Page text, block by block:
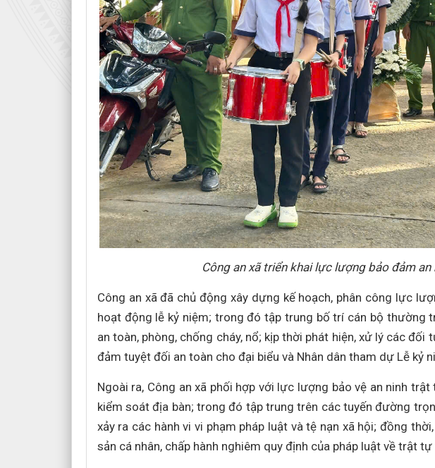
Công an xã triển khai lực lượng bảo đảm
Công an xã đã chủ động xây dựng kế hoạch, phân công lực
hoạt động lễ kỷ niệm; trong đó tập trung bố trí cán bộ thường
an toàn, phòng, chống cháy, nổ; kịp thời phát hiện, xử lý các
đảm tuyệt đối an toàn cho đại biểu và Nhân dân tham dự Lễ kỷ
Ngoài ra, Công an xã phối hợp với lực lượng bảo vệ an ninh
kiểm soát địa bàn; trong đó tập trung trên các tuyến đường
xảy ra các hành vi vi phạm pháp luật và tệ nạn xã hội; đồng
sản cá nhân, chấp hành nghiêm quy định của pháp luật về trật